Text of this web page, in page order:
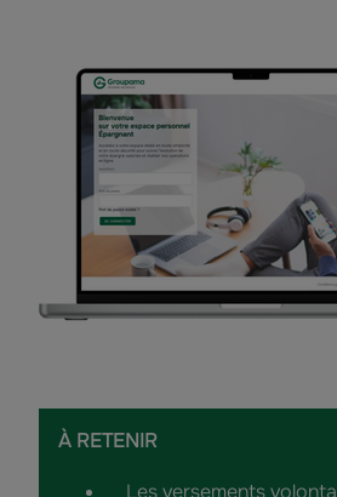
À RETENIR
Les versements